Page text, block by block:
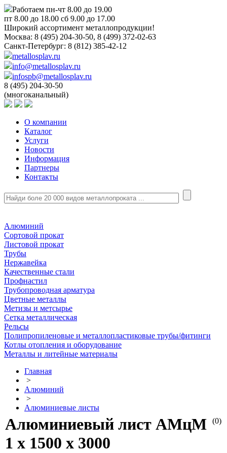
Работаем пн-чт 8.00 до 19.00
пт 8.00 до 18.00 сб 9.00 до 17.00
Широкий ассортимент металлопродукции!
Москва: 8 (495) 204-30-50, 8 (499) 372-02-63
Санкт-Петербург: 8 (812) 385-42-12
metallosplav.ru
info@metallosplav.ru
infospb@metallosplav.ru
8 (495) 204-30-50
(многоканальный)
О компании
Каталог
Услуги
Новости
Информация
Партнеры
Контакты
Алюминий
Сортовой прокат
Листовой прокат
Трубы
Нержавейка
Качественные стали
Профнастил
Трубопроводная арматура
Цветные металлы
Метизы и метсырье
Сетка металлическая
Рельсы
Полипропиленовые и металлопластиковые трубы/фитинги
Котлы отопления и оборудование
Металлы и литейные материалы
Главная
>
Алюминий
>
Алюминиевые листы
(0)
Алюминиевый лист АМцМ
1 х 1500 х 3000